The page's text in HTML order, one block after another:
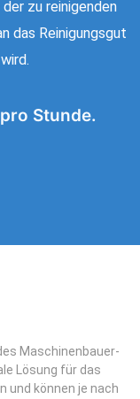
zu reinigenden
das Reinigungsgut
Stunde.
Maschinenbauer-
Lösung für das
und können je nach